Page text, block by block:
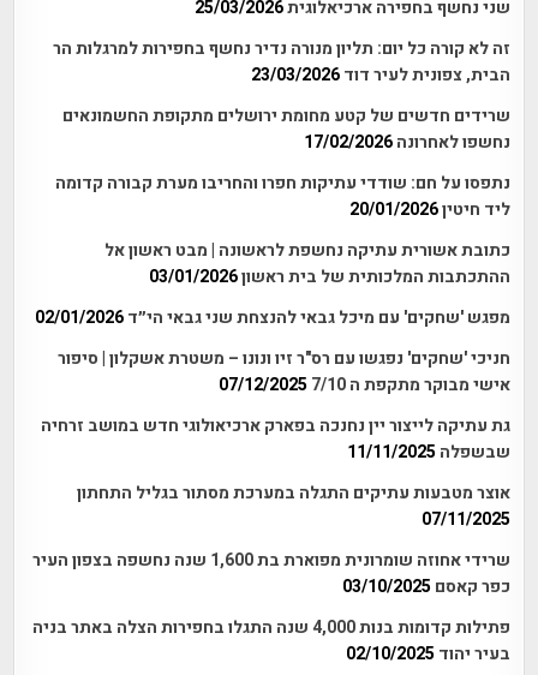
שני נחשף בחפירה ארכיאלוגית25/03/2026
זה לא קורה כל יום: תליון מנורה נדיר נחשף בחפירות למרגלות הר
הבית, צפונית לעיר דוד 23/03/2026
שרידים חדשים של קטע מחומת ירושלים מתקופת החשמונאים
נחשפו לאחרונה 17/02/2026
נתפסו על חם: שודדי עתיקות חפרו והחריבו מערת קבורה קדומה
ליד חיטין20/01/2026
כתובת אשורית עתיקה נחשפת לראשונה | מבט ראשון אל
ההתכתבות המלכותית של בית ראשון03/01/2026
מפגש 'שחקים' עם מיכל גבאי להנצחת שני גבאי הי״ד 02/01/2026
חניכי 'שחקים' נפגשו עם רס"ר זיו ונונו – משטרת אשקלון | סיפור
אישי מבוקר מתקפת ה 7/10
07/12/2025
גת עתיקה לייצור יין נחנכה בפארק ארכיאולוגי חדש במושב זרחיה
שבשפלה 11/11/2025
אוצר מטבעות עתיקים התגלה במערכת מסתור בגליל התחתון
07/11/2025
שרידי אחוזה שומרונית מפוארת בת 1,600 שנה נחשפה בצפון העיר
כפר קאסם 03/10/2025
פתילות קדומות בנות 4,000 שנה התגלו בחפירות הצלה באתר בניה
בעיר יהוד 02/10/2025